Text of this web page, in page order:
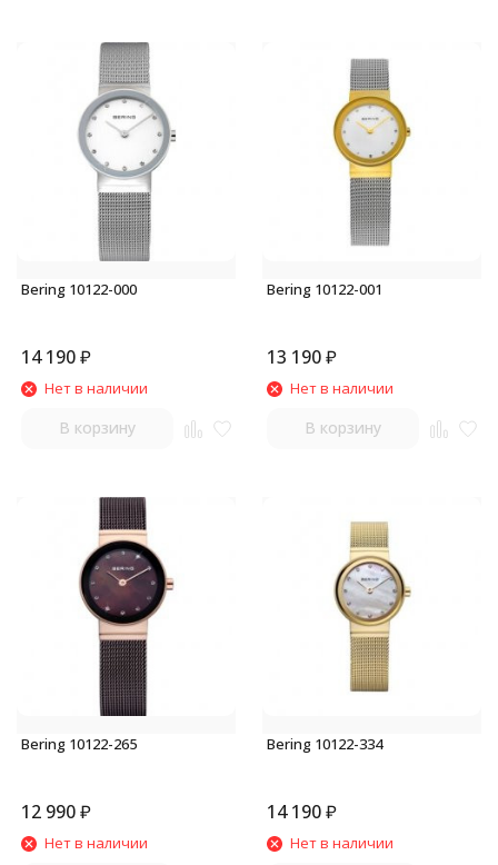
Bering 10122-000
14 190₽
Нет в наличии
В корзину
Bering 10122-001
13 190₽
Нет в наличии
В корзину
Bering 10122-265
12 990₽
Нет в наличии
Bering 10122-334
14 190₽
Нет в наличии